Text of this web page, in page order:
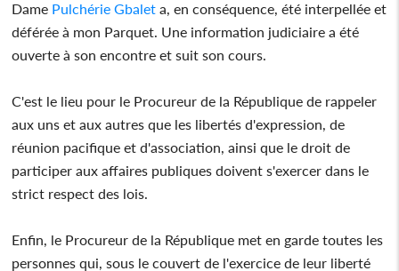
Dame Pulchérie Gbalet a, en conséquence, été interpellée et
déférée à mon Parquet. Une information judiciaire a été
ouverte à son encontre et suit son cours.
C'est le lieu pour le Procureur de la République de rappeler
aux uns et aux autres que les libertés d'expression, de
réunion pacifique et d'association, ainsi que le droit de
participer aux affaires publiques doivent s'exercer dans le
strict respect des lois.
Enfin, le Procureur de la République met en garde toutes les
personnes qui, sous le couvert de l'exercice de leur liberté